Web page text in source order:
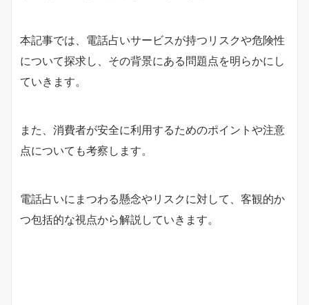
本記事では、電話占いサービスが持つリスクや危険性
について探求し、その背景にある問題点を明らかにし
ていきます。
また、消費者が安全に利用するためのポイントや注意
点についても考察します。
電話占いにまつわる懸念やリスクに対して、客観的か
つ包括的な視点から解説していきます。